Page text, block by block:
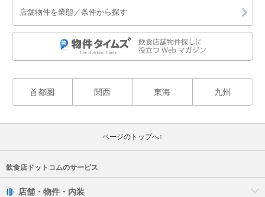
店舗物件を業態／条件から探す
首都圏 関西 東海 九州
ページのトップへ↑
飲食店ドットコムのサービス
店舗・物件・内装